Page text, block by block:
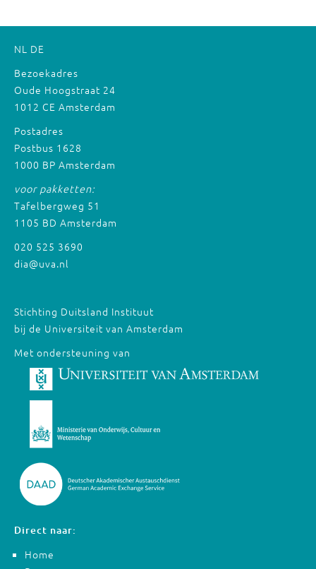
NL DE
Bezoekadres
Oude Hoogstraat 24
1012 CE Amsterdam
Postadres
Postbus 1628
1000 BP Amsterdam
voor pakketten:
Tafelbergweg 51
1105 BD Amsterdam
020 525 3690
dia@uva.nl
Stichting Duitsland Instituut
bij de Universiteit van Amsterdam
Met ondersteuning van
Direct naar:
Home